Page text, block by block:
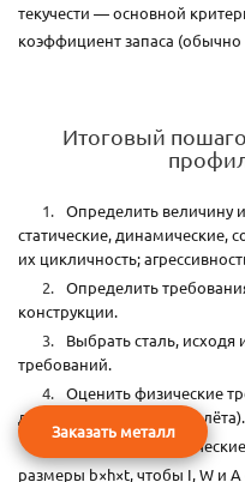
текучести — основной
коэффициент запаса (обычно
Итоговый
Определить величину
статические, динамические,
их цикличность;
Определить
конструкции.
Выбрать сталь,
требований.
Оценить физические
деформации, длина пролёта).
Уточнить
размеры b×h×t, чтобы I, W и
Заказать металл